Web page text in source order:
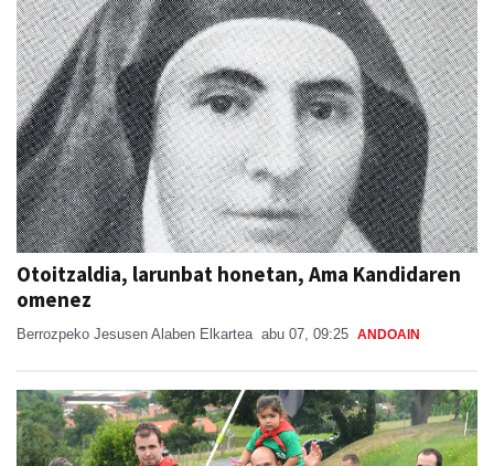
Otoitzaldia, larunbat honetan, Ama Kandidaren
omenez
Berrozpeko Jesusen Alaben Elkartea abu 07, 09:25 ANDOAIN